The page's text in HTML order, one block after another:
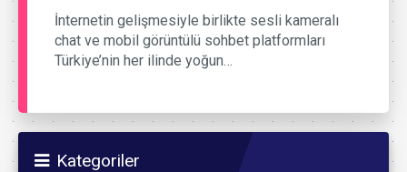
İnternetin gelişmesiyle birlikte sesli kameralı
chat ve mobil görüntülü sohbet platformları
Türkiye’nin her ilinde yoğun…
Kategoriler